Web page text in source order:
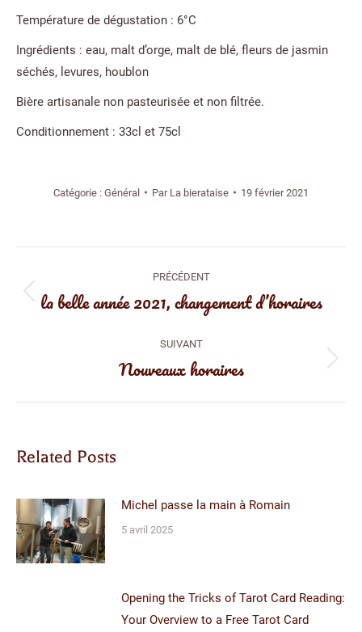
Température de dégustation : 6°C
Ingrédients : eau, malt d’orge, malt de blé, fleurs de jasmin
séchés, levures, houblon
Bière artisanale non pasteurisée et non filtrée.
Conditionnement : 33cl et 75cl
Catégorie : Général Par La bierataise 19 février 2021
article
PRÉCÉDENT
Article
:
la belle année 2021, changement d’horaires
SUIVANT
Article
Nouveaux horaires
Related Posts
Michel passe la main à Romain
5 avril 2025
Opening the Tricks of Tarot Card Reading:
Your Overview to a Free Tarot Card